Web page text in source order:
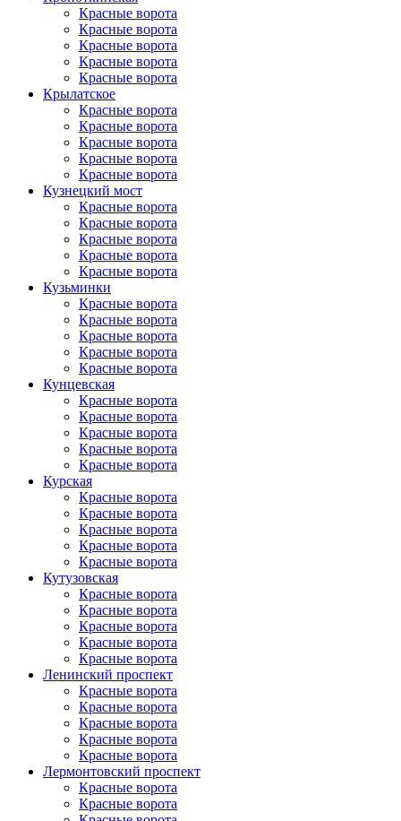
Красные ворота
Красные ворота
Красные ворота
Красные ворота
Красные ворота
Крылатское
Красные ворота
Красные ворота
Красные ворота
Красные ворота
Красные ворота
Кузнецкий мост
Красные ворота
Красные ворота
Красные ворота
Красные ворота
Красные ворота
Кузьминки
Красные ворота
Красные ворота
Красные ворота
Красные ворота
Красные ворота
Кунцевская
Красные ворота
Красные ворота
Красные ворота
Красные ворота
Красные ворота
Курская
Красные ворота
Красные ворота
Красные ворота
Красные ворота
Красные ворота
Кутузовская
Красные ворота
Красные ворота
Красные ворота
Красные ворота
Красные ворота
Ленинский проспект
Красные ворота
Красные ворота
Красные ворота
Красные ворота
Красные ворота
Лермонтовский проспект
Красные ворота
Красные ворота